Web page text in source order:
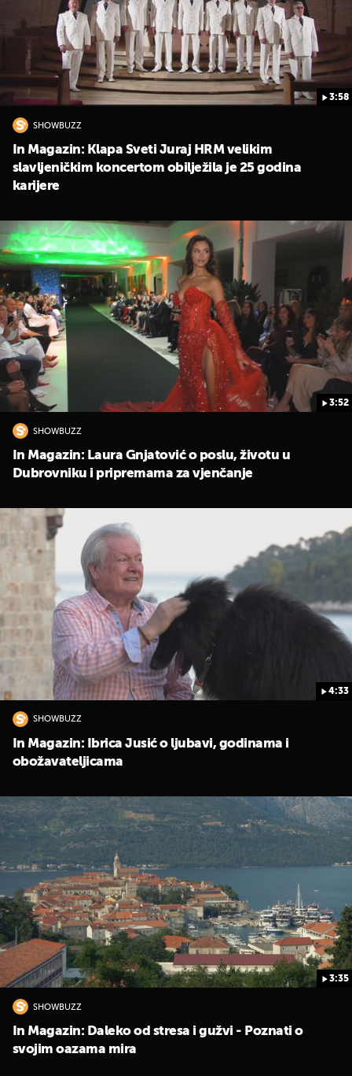
3:58
SHOWBUZZ
In Magazin: Klapa Sveti Juraj HRM velikim
slavljeničkim koncertom obilježila je 25 godina
karijere
3:52
SHOWBUZZ
In Magazin: Laura Gnjatović o poslu, životu u
Dubrovniku i pripremama za vjenčanje
4:33
SHOWBUZZ
In Magazin: Ibrica Jusić o ljubavi, godinama i
obožavateljicama
3:35
SHOWBUZZ
In Magazin: Daleko od stresa i gužvi - Poznati o
svojim oazama mira